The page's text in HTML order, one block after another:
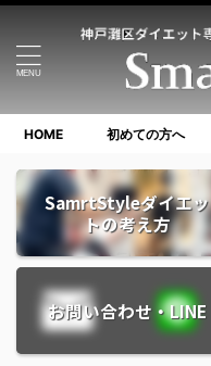
HOME 初めての方へ
SamrtStyleダイエッ
トの考え方
お問い合わせ・LINE